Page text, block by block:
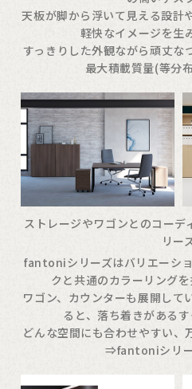
天板が脚から浮いて見える設計
軽快なイメージを生
すっきりした外観ながら頑丈な
最大積載質量(等分
ストレージやワゴンとのコー
リー
fantoniシリーズはバリエーシ
クと共通のカラーリングを
ワゴン、カウンターも展開して
ると、落ち着きがあるす
どんな空間にも合わせやすい、
⇒fantoniシリ